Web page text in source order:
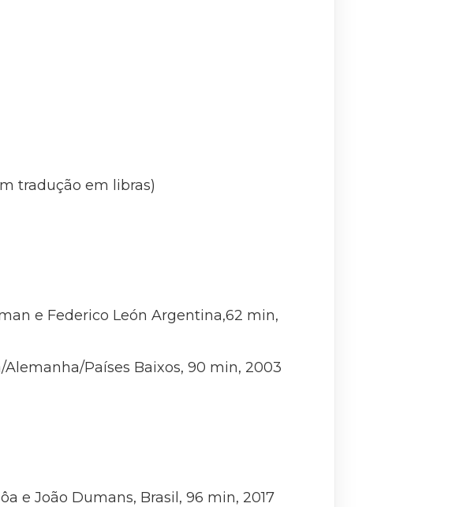
tradução em libras)
e Federico León Argentina,62 min,
Países Baixos, 90 min, 2003
e João Dumans, Brasil, 96 min, 2017